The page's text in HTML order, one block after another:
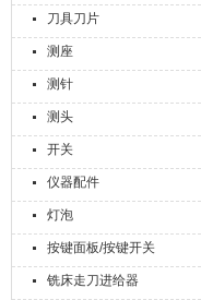
刀具刀片
测座
测针
测头
开关
仪器配件
灯泡
按键面板/按键开关
铣床走刀进给器